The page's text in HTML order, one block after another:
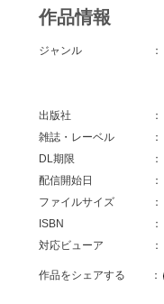
作品情報
ジャンル ：
出版社
：
雑誌・レーベル
：
DL期限
：
配信開始日
：
ファイルサイズ
：
ISBN
：
対応ビューア
：
作品をシェアする ：